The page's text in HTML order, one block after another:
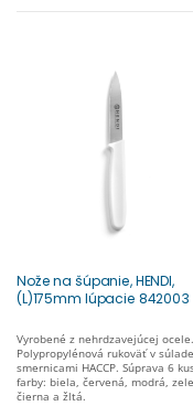
Nože na šúpanie, HENDI,
(L)175mm lúpacie 842003
Vyrobené z nehrdzavejúcej ocele.
Polypropylénová rukoväť v
smernicami HACCP. Súprava 6
farby: biela, červená, modrá,
čierna a žltá.